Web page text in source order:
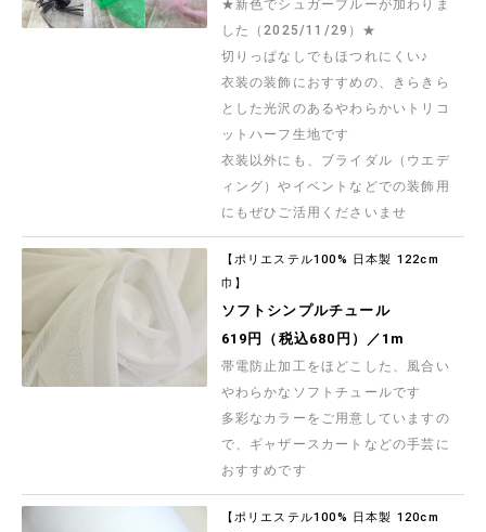
Exclusive Collection バンビ模様の60ローンプ
シルキーな手触りとドレープ感が特徴の加工を施
した60ローンプリント生地です グラデーションを
つけたアニマル柄がふわっと柔らかな印象で、シ
ャツ・ワンピース・ブラウス・スカートなど雰囲
1,164円（税込1,280円）／1m
Exclusive Collection フレッシュチーズの60ロ
こちらの商品は、お洒落なパッケージのチーズが
ナチュラルなテイストで描かれたコットンローン
どの雰囲気あるお洋服づくりにおすすめです
水彩アップルのオックスプリント
水彩タッチで描かれた、爽やかで美味しそうな
「りんご」モチーフのオックスプリント生地です
664円（税込730円）／1m
Exclusive Collection コーデュロイプリント
「ペルレ・ブーケ」
【HOKKOH(北高)】 色とりどりの小花模様が美し
い細畝コールテンプリント生地です 秋冬のソーイ
1,528円（税込1,680円）／1m
Exclusive Collection コーデュロイプリント
【HOKKOH(北高)】 細部まで美しく表現された木
の実・花の実が美しい細畝コールテンプリント生
★新色でシュガーブルーが加わりま
した（2025/11/29）★
切りっぱなしでもほつれにくい♪
衣装の装飾におすすめの、きらきら
とした光沢のあるやわらかいトリコ
ットハーフ生地です
衣装以外にも、ブライダル（ウエデ
ィング）やイベントなどでの装飾用
にもぜひご活用くださいませ
【ポリエステル100% 日本製 122cm
巾】
ソフトシンプルチュール
619円（税込680円）／1m
帯電防止加工をほどこした、風合い
やわらかなソフトチュールです
多彩なカラーをご用意していますの
で、ギャザースカートなどの手芸に
おすすめです
【ポリエステル100% 日本製 120cm